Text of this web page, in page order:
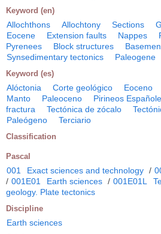
Keyword (en)
Allochthons Allochtony Sections
Eocene
Extension faults Nappes
Pyrenees
Block structures
Synsedimentary tectonics
Paleogene
Keyword (es)
Alóctonia Corte geológico Eoceno
Manto
Paleoceno Pirineos
fractura
Tectónica de zócalo
Paleógeno
Terciario
Classification
Pascal
001 Exact sciences and technology /
/ 001E01 Earth sciences / 001E01L
geology. Plate tectonics
Discipline
Earth sciences